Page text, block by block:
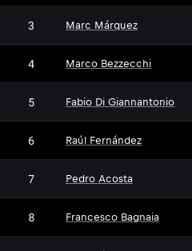
3 Marc Márquez
4 Marco Bezzecchi
5 Fabio Di Giannantonio
6 Raúl Fernández
7 Pedro Acosta
8 Francesco Bagnaia